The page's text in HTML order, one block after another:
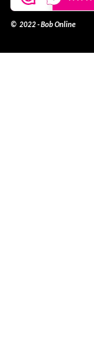
© 2022 - Bob Online